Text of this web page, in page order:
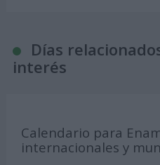
Días
interés
Calendario para
internacionales y